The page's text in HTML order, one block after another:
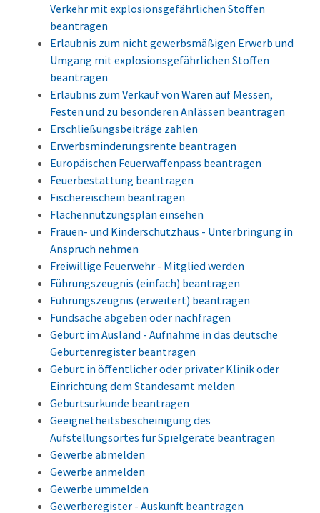
Verkehr mit explosionsgefährlichen Stoffen
beantragen
Erlaubnis zum nicht gewerbsmäßigen Erwerb und
Umgang mit explosionsgefährlichen Stoffen
beantragen
Erlaubnis zum Verkauf von Waren auf Messen,
Festen und zu besonderen Anlässen beantragen
Erschließungsbeiträge zahlen
Erwerbsminderungsrente beantragen
Europäischen Feuerwaffenpass beantragen
Feuerbestattung beantragen
Fischereischein beantragen
Flächennutzungsplan einsehen
Frauen- und Kinderschutzhaus - Unterbringung in
Anspruch nehmen
Freiwillige Feuerwehr - Mitglied werden
Führungszeugnis (einfach) beantragen
Führungszeugnis (erweitert) beantragen
Fundsache abgeben oder nachfragen
Geburt im Ausland - Aufnahme in das deutsche
Geburtenregister beantragen
Geburt in öffentlicher oder privater Klinik oder
Einrichtung dem Standesamt melden
Geburtsurkunde beantragen
Geeignetheitsbescheinigung des
Aufstellungsortes für Spielgeräte beantragen
Gewerbe abmelden
Gewerbe anmelden
Gewerbe ummelden
Gewerberegister - Auskunft beantragen